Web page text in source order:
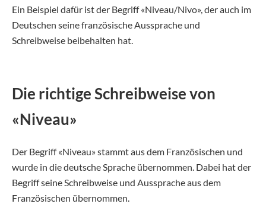
Ein Beispiel dafür ist der Begriff «Niveau/Nivo», der auch im
Deutschen seine französische Aussprache und
Schreibweise beibehalten hat.
Die richtige Schreibweise von
«Niveau»
Der Begriff «Niveau» stammt aus dem Französischen und
wurde in die deutsche Sprache übernommen. Dabei hat der
Begriff seine Schreibweise und Aussprache aus dem
Französischen übernommen.